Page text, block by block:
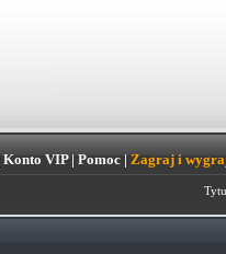
Konto VIP| Pomoc| Zagraj i